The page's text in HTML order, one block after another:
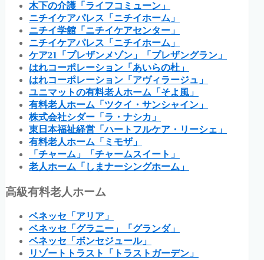
木下の介護「ライフコミューン」
ニチイケアパレス「ニチイホーム」
ニチイ学館「ニチイケアセンター」
ニチイケアパレス「ニチイホーム」
ケア21「プレザンメゾン」「プレザングラン」
はれコーポレーション「あいらの杜」
はれコーポレーション「アヴィラージュ」
ユニマットの有料老人ホーム「そよ風」
有料老人ホーム「ツクイ・サンシャイン」
株式会社シダー「ラ・ナシカ」
東日本福祉経営「ハートフルケア・リーシェ」
有料老人ホーム「ミモザ」
「チャーム」「チャームスイート」
老人ホーム「しまナーシングホーム」
高級有料老人ホーム
ベネッセ「アリア」
ベネッセ「グラニー」「グランダ」
ベネッセ「ボンセジュール」
リゾートトラスト「トラストガーデン」